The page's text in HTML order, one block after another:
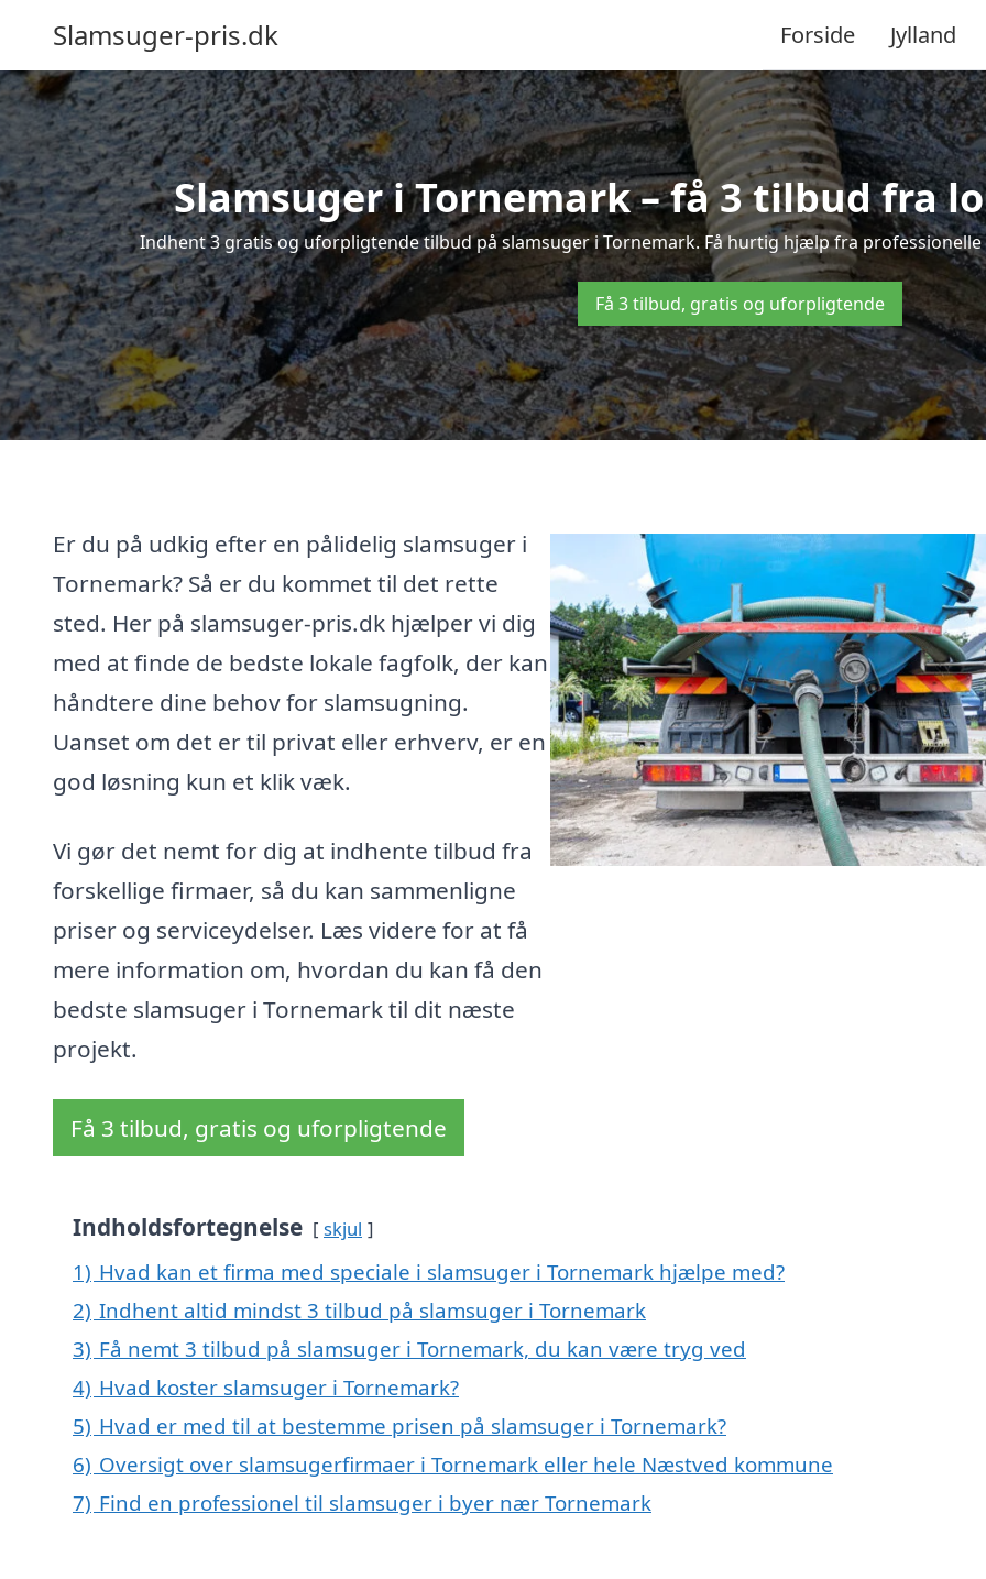
Slamsuger-pris.dk Forside Jylland
Slamsuger i Tornemark – få 3 tilbud fra
Indhent 3 gratis og uforpligtende tilbud på slamsuger i Tornemark. Få hurtig hjælp fra
Få 3 tilbud, gratis og uforpligtende
Er du på udkig efter en pålidelig slamsuger i
Tornemark? Så er du kommet til det rette
sted. Her på slamsuger-pris.dk hjælper vi dig
med at finde de bedste lokale fagfolk, der kan
håndtere dine behov for slamsugning.
Uanset om det er til privat eller erhverv, er en
god løsning kun et klik væk.
Vi gør det nemt for dig at indhente tilbud fra
forskellige firmaer, så du kan sammenligne
priser og serviceydelser. Læs videre for at få
mere information om, hvordan du kan få den
bedste slamsuger i Tornemark til dit næste
projekt.
Få 3 tilbud, gratis og uforpligtende
Indholdsfortegnelse skjul
1) Hvad kan et firma med speciale i slamsuger i Tornemark hjælpe med?
2) Indhent altid mindst 3 tilbud på slamsuger i Tornemark
3) Få nemt 3 tilbud på slamsuger i Tornemark, du kan være tryg ved
4) Hvad koster slamsuger i Tornemark?
5) Hvad er med til at bestemme prisen på slamsuger i Tornemark?
6) Oversigt over slamsugerfirmaer i Tornemark eller hele Næstved kommune
7) Find en professionel til slamsuger i byer nær Tornemark